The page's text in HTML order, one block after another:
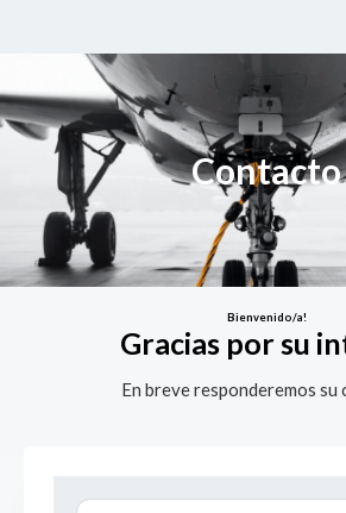
Contacto
Bienvenido/a!
Gracias por su
En breve responderemos su